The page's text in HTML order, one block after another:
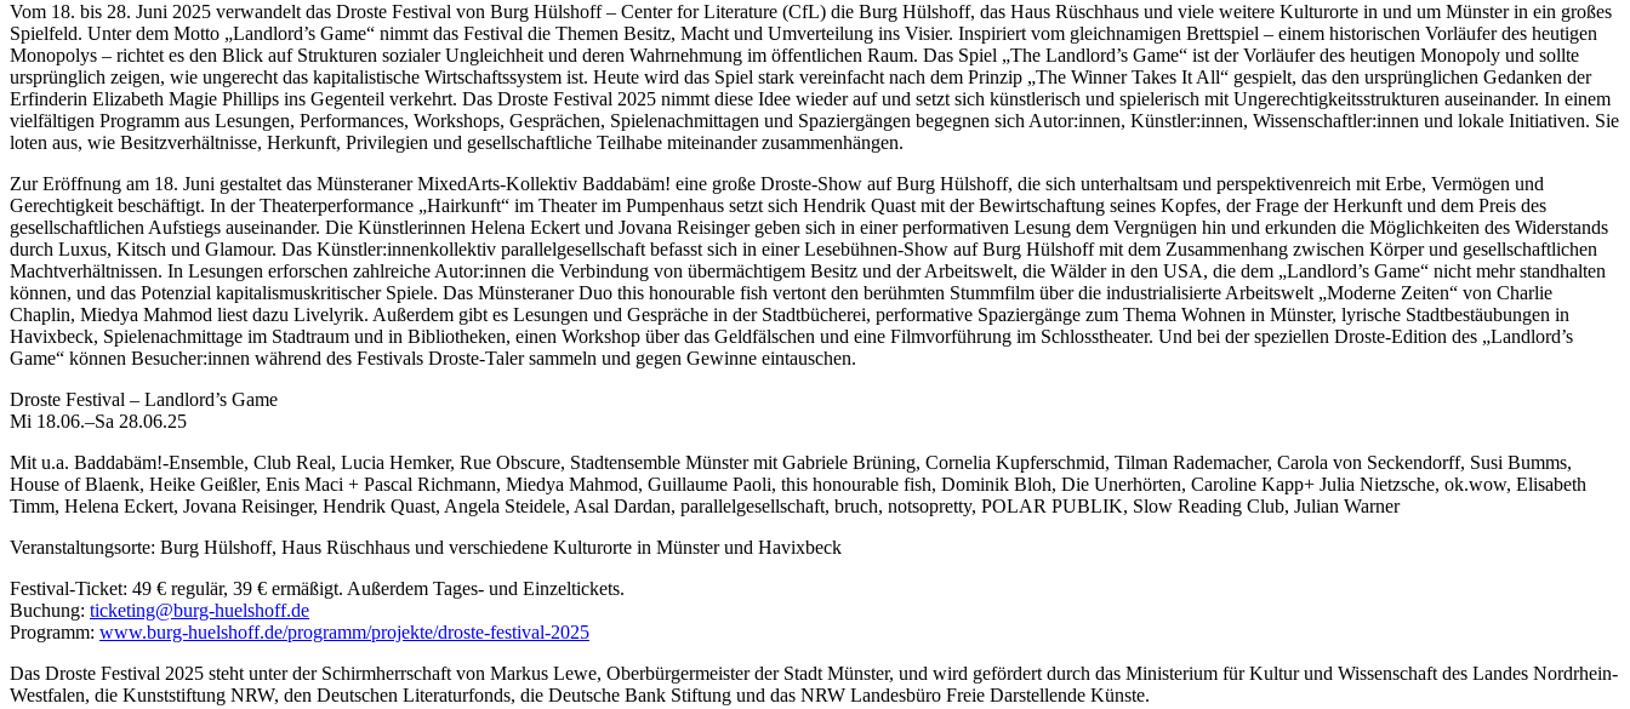
Vom 18. bis 28. Juni 2025 verwandelt das Droste Festival von Burg Hülshoff – Center for Literature (CfL) die Burg Hülshoff, das Haus Rüschhaus und viele weitere Kulturorte in und um Münster in ein großes
Spielfeld. Unter dem Motto „Landlord’s Game“ nimmt das Festival die Themen Besitz, Macht und Umverteilung ins Visier. Inspiriert vom gleichnamigen Brettspiel – einem historischen Vorläufer des heutigen
Monopolys – richtet es den Blick auf Strukturen sozialer Ungleichheit und deren Wahrnehmung im öffentlichen Raum. Das Spiel „The Landlord’s Game“ ist der Vorläufer des heutigen Monopoly und sollte
ursprünglich zeigen, wie ungerecht das kapitalistische Wirtschaftssystem ist. Heute wird das Spiel stark vereinfacht nach dem Prinzip „The Winner Takes It All“ gespielt, das den ursprünglichen Gedanken der
Erfinderin Elizabeth Magie Phillips ins Gegenteil verkehrt. Das Droste Festival 2025 nimmt diese Idee wieder auf und setzt sich künstlerisch und spielerisch mit Ungerechtigkeitsstrukturen auseinander. In einem
vielfältigen Programm aus Lesungen, Performances, Workshops, Gesprächen, Spielenachmittagen und Spaziergängen begegnen sich Autor:innen, Künstler:innen, Wissenschaftler:innen und lokale Initiativen. Sie
loten aus, wie Besitzverhältnisse, Herkunft, Privilegien und gesellschaftliche Teilhabe miteinander zusammenhängen.
Zur Eröffnung am 18. Juni gestaltet das Münsteraner MixedArts-Kollektiv Baddabäm! eine große Droste-Show auf Burg Hülshoff, die sich unterhaltsam und perspektivenreich mit Erbe, Vermögen und
Gerechtigkeit beschäftigt. In der Theaterperformance „Hairkunft“ im Theater im Pumpenhaus setzt sich Hendrik Quast mit der Bewirtschaftung seines Kopfes, der Frage der Herkunft und dem Preis des
gesellschaftlichen Aufstiegs auseinander. Die Künstlerinnen Helena Eckert und Jovana Reisinger geben sich in einer performativen Lesung dem Vergnügen hin und erkunden die Möglichkeiten des Widerstands
durch Luxus, Kitsch und Glamour. Das Künstler:innenkollektiv parallelgesellschaft befasst sich in einer Lesebühnen-Show auf Burg Hülshoff mit dem Zusammenhang zwischen Körper und gesellschaftlichen
Machtverhältnissen. In Lesungen erforschen zahlreiche Autor:innen die Verbindung von übermächtigem Besitz und der Arbeitswelt, die Wälder in den USA, die dem „Landlord’s Game“ nicht mehr standhalten
können, und das Potenzial kapitalismuskritischer Spiele. Das Münsteraner Duo this honourable fish vertont den berühmten Stummfilm über die industrialisierte Arbeitswelt „Moderne Zeiten“ von Charlie
Chaplin, Miedya Mahmod liest dazu Livelyrik. Außerdem gibt es Lesungen und Gespräche in der Stadtbücherei, performative Spaziergänge zum Thema Wohnen in Münster, lyrische Stadtbestäubungen in
Havixbeck, Spielenachmittage im Stadtraum und in Bibliotheken, einen Workshop über das Geldfälschen und eine Filmvorführung im Schlosstheater. Und bei der speziellen Droste-Edition des „Landlord’s
Game“ können Besucher:innen während des Festivals Droste-Taler sammeln und gegen Gewinne eintauschen.
Droste Festival – Landlord’s Game
Mi 18.06.–Sa 28.06.25
Mit u.a. Baddabäm!-Ensemble, Club Real, Lucia Hemker, Rue Obscure, Stadtensemble Münster mit Gabriele Brüning, Cornelia Kupferschmid, Tilman Rademacher, Carola von Seckendorff, Susi Bumms,
House of Blaenk, Heike Geißler, Enis Maci + Pascal Richmann, Miedya Mahmod, Guillaume Paoli, this honourable fish, Dominik Bloh, Die Unerhörten, Caroline Kapp+ Julia Nietzsche, ok.wow, Elisabeth
Timm, Helena Eckert, Jovana Reisinger, Hendrik Quast, Angela Steidele, Asal Dardan, parallelgesellschaft, bruch, notsopretty, POLAR PUBLIK, Slow Reading Club, Julian Warner
Veranstaltungsorte: Burg Hülshoff, Haus Rüschhaus und verschiedene Kulturorte in Münster und Havixbeck
Festival-Ticket: 49 € regulär, 39 € ermäßigt. Außerdem Tages- und Einzeltickets.
Buchung: ticketing@burg-huelshoff.de
Programm: www.burg-huelshoff.de/programm/projekte/droste-festival-2025
Das Droste Festival 2025 steht unter der Schirmherrschaft von Markus Lewe, Oberbürgermeister der Stadt Münster, und wird gefördert durch das Ministerium für Kultur und Wissenschaft des Landes Nordrhein-
Westfalen, die Kunststiftung NRW, den Deutschen Literaturfonds, die Deutsche Bank Stiftung und das NRW Landesbüro Freie Darstellende Künste.